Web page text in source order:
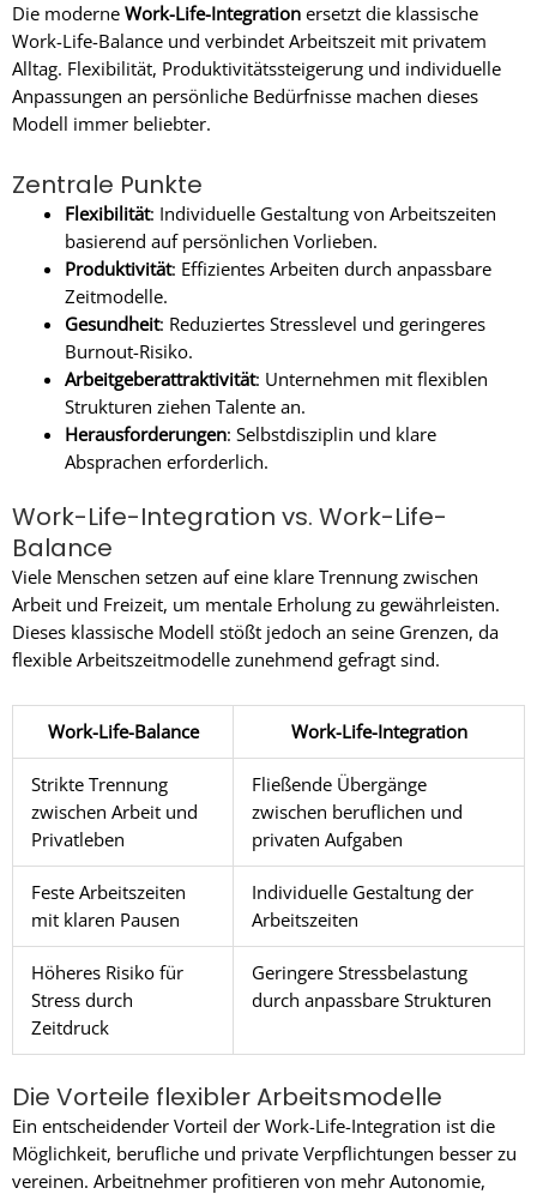
Die moderne Work-Life-Integration ersetzt die klassische
Work-Life-Balance und verbindet Arbeitszeit mit privatem
Alltag. Flexibilität, Produktivitätssteigerung und individuelle
Anpassungen an persönliche Bedürfnisse machen dieses
Modell immer beliebter.
Zentrale Punkte
Flexibilität: Individuelle Gestaltung von Arbeitszeiten
basierend auf persönlichen Vorlieben.
Produktivität: Effizientes Arbeiten durch anpassbare
Zeitmodelle.
Gesundheit: Reduziertes Stresslevel und geringeres
Burnout-Risiko.
Arbeitgeberattraktivität: Unternehmen mit flexiblen
Strukturen ziehen Talente an.
Herausforderungen: Selbstdisziplin und klare
Absprachen erforderlich.
Work-Life-Integration vs. Work-Life-
Balance
Viele Menschen setzen auf eine klare Trennung zwischen
Arbeit und Freizeit, um mentale Erholung zu gewährleisten.
Dieses klassische Modell stößt jedoch an seine Grenzen, da
flexible Arbeitszeitmodelle zunehmend gefragt sind.
Work-Life-Balance Work-Life-Integration
Strikte Trennung
zwischen Arbeit und
Privatleben
Fließende Übergänge
zwischen beruflichen und
privaten Aufgaben
Feste Arbeitszeiten
mit klaren Pausen
Individuelle Gestaltung der
Arbeitszeiten
Höheres Risiko für
Stress durch
Zeitdruck
Geringere Stressbelastung
durch anpassbare Strukturen
Die Vorteile flexibler Arbeitsmodelle
Ein entscheidender Vorteil der Work-Life-Integration ist die
Möglichkeit, berufliche und private Verpflichtungen besser zu
vereinen. Arbeitnehmer profitieren von mehr Autonomie,